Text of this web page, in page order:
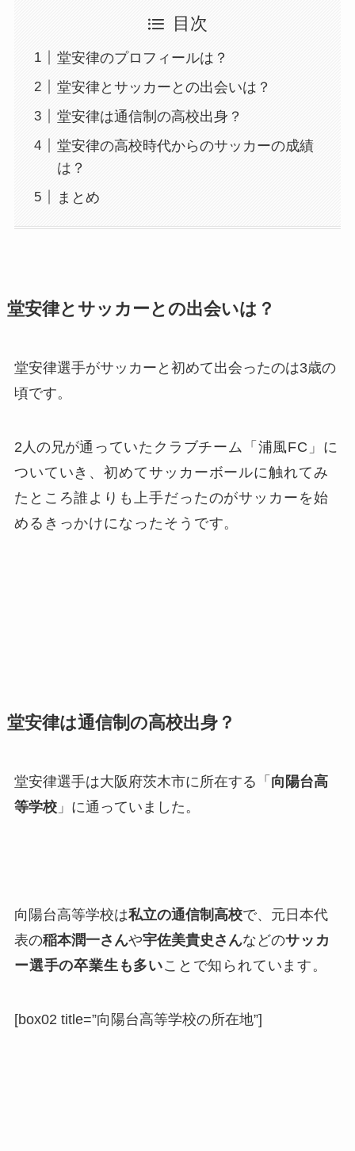
目次
堂安律のプロフィールは？
堂安律とサッカーとの出会いは？
堂安律は通信制の高校出身？
堂安律の高校時代からのサッカーの成績
は？
まとめ
堂安律とサッカーとの出会いは？
堂安律選手がサッカーと初めて出会ったのは3歳の
頃です。
2人の兄が通っていたクラブチーム「 浦風FC」に
ついていき、初めてサッカーボールに触れてみ
たところ誰よりも上手だったのがサッカーを始
めるきっかけになったそうです。
堂安律は通信制の高校出身？
堂安律選手は大阪府茨木市に所在する「 向陽台高
等学校」に通っていました。
向陽台高等学校は私立の通信制高校で、元日本代
表の稲本潤一さんや宇佐美貴史さんなどのサッカ
ー選手の卒業生も多いことで知られています。
[box02 title=”向陽台高等学校の所在地”]